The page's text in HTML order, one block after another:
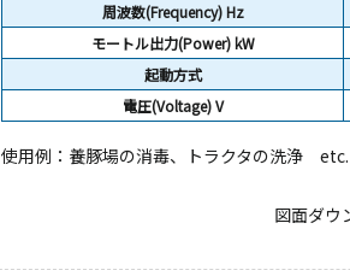
周波数(Frequency) Hz
モートル出力(Power) kW
起動方式
電圧(Voltage) V
使用例：養豚場の消毒、トラクタの洗浄 etc.
図面ダウ